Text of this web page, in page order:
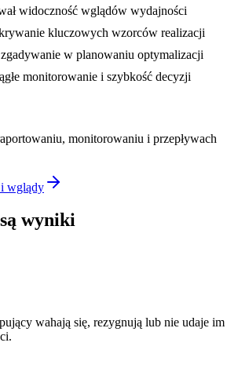
widoczność wglądów wydajności
kluczowych wzorców realizacji
zgadywanie w planowaniu optymalizacji
monitorowanie i szybkość decyzji
monitorowaniu i przepływach
wglądy
wyniki
wahają się, rezygnują lub nie udaje im